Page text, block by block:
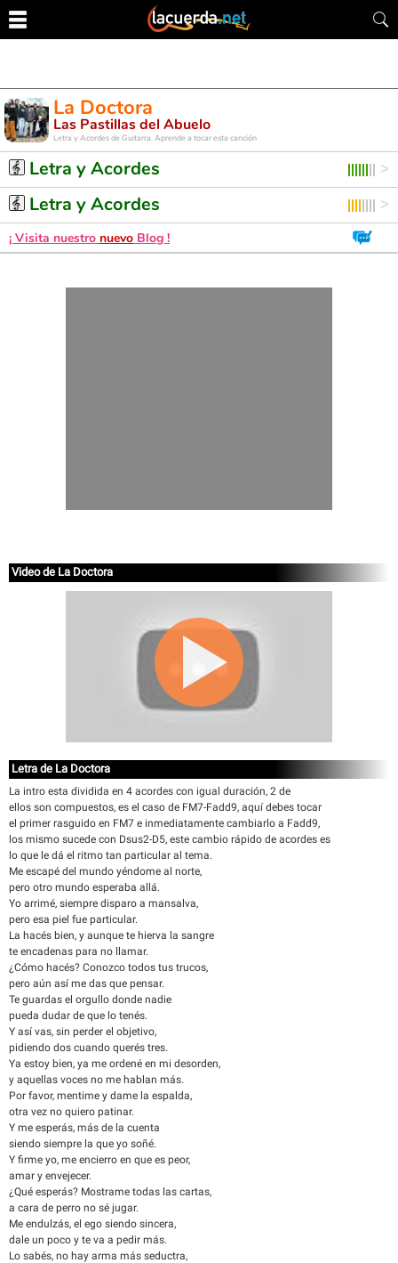
La Doctora
Las Pastillas del Abuelo
Letra y Acordes de Guitarra. Aprende a tocar esta canción
Letra y Acordes
Letra y Acordes
¡ Visita nuestro nuevo Blog !
Video de La Doctora
Letra de La Doctora
La intro esta dividida en 4 acordes con igual duración, 2 de
ellos son compuestos, es el caso de FM7-Fadd9, aquí debes tocar
el primer rasguido en FM7 e inmediatamente cambiarlo a Fadd9,
los mismo sucede con Dsus2-D5, este cambio rápido de acordes es
lo que le dá el ritmo tan particular al tema.
Me escapé del mundo yéndome al norte,
pero otro mundo esperaba allá.
Yo arrimé, siempre disparo a mansalva,
pero esa piel fue particular.
La hacés bien, y aunque te hierva la sangre
te encadenas para no llamar.
¿Cómo hacés? Conozco todos tus trucos,
pero aún así me das que pensar.
Te guardas el orgullo donde nadie
pueda dudar de que lo tenés.
Y así vas, sin perder el objetivo,
pidiendo dos cuando querés tres.
Ya estoy bien, ya me ordené en mi desorden,
y aquellas voces no me hablan más.
Por favor, mentime y dame la espalda,
otra vez no quiero patinar.
Y me esperás, más de la cuenta
siendo siempre la que yo soñé.
Y firme yo, me encierro en que es peor,
amar y envejecer.
¿Qué esperás? Mostrame todas las cartas,
a cara de perro no sé jugar.
Me endulzás, el ego siendo sincera,
dale un poco y te va a pedir más.
Lo sabés, no hay arma más seductra,